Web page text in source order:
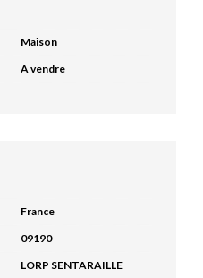
Maison
A vendre
France
09190
LORP SENTARAILLE